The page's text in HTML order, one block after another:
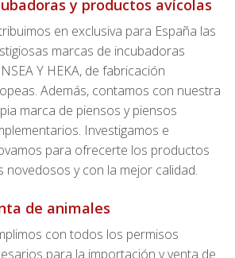
y productos avícolas
en exclusiva para España las
marcas de incubadoras
Y HEKA, de fabricación
Además, contamos con nuestra
marca de piensos y piensos
Investigamos e
para ofrecerte los productos
novedosos y con la mejor calidad.
de animales
con todos los permisos
para la importación y venta de